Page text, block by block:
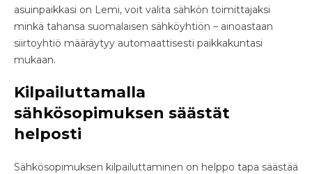
asuinpaikkasi on Lemi, voit valita sähkön toimittajaksi
minkä tahansa suomalaisen sähköyhtiön – ainoastaan
siirtoyhtiö määräytyy automaattisesti paikkakuntasi
mukaan.
Kilpailuttamalla
sähkösopimuksen säästät
helposti
Sähkösopimuksen kilpailuttaminen on helppo tapa säästää